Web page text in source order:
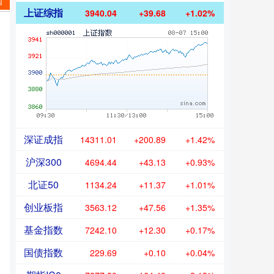
上证综指 3940.04 +39.68 +1.02%
深证成指 14311.01 +200.89 +1.42%
沪深300 4694.44 +43.13 +0.93%
北证50 1134.24 +11.37 +1.01%
创业板指 3563.12 +47.56 +1.35%
基金指数 7242.10 +12.30 +0.17%
国债指数 229.69 +0.10 +0.04%